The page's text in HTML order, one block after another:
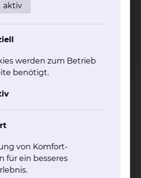
unseren Flyern.
bei
bei
aktiv
werden zum Betrieb
benötigt.
von Komfort-
für ein besseres